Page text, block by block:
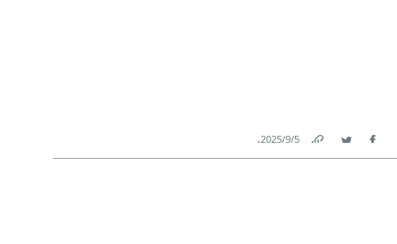
Facebook
Twitter
Link
5‏/9‏/2025
.